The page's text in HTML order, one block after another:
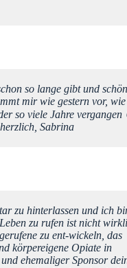
so lange gibt und
mir wie gestern vor,
so viele Jahre
Sabrina
zu hinterlassen und ich
zu rufen ist nicht
zu ent-wickeln, das
körpereigene Opiate in
ehemaliger Sponsor